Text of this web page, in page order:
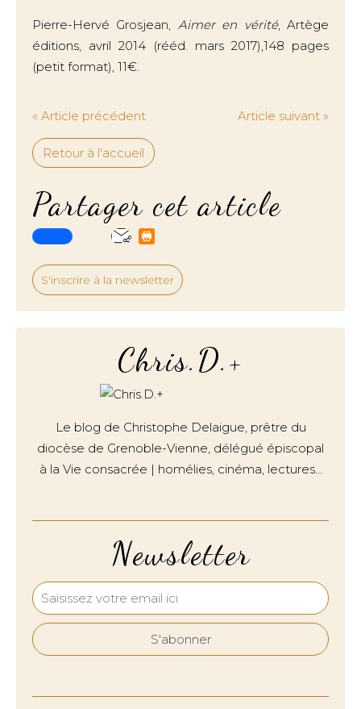
Pierre-Hervé Grosjean, Aimer en vérité, Artège
éditions, avril 2014 (rééd. mars 2017),148 pages
(petit format), 11€.
« Article précédent Article suivant »
Retour à l'accueil
Partager cet article
S'inscrire à la newsletter
Newsletter
Chris.D.+
Le blog de Christophe Delaigue, prêtre du
diocèse de Grenoble-Vienne, délégué épiscopal
à la Vie consacrée | homélies, cinéma, lectures…